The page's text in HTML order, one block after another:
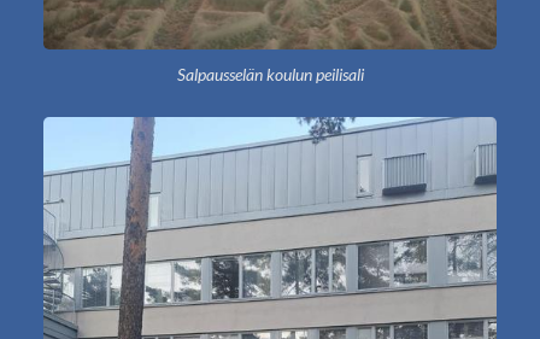
Salpausselän koulun peilisali